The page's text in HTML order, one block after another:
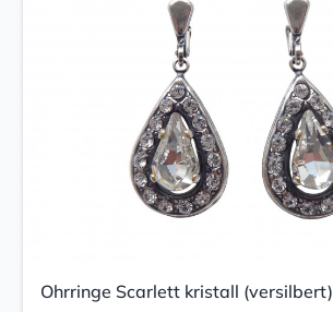
Ohrringe Scarlett kristall (versilbert)